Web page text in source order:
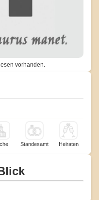
vorhanden.
Standesamt Heiraten